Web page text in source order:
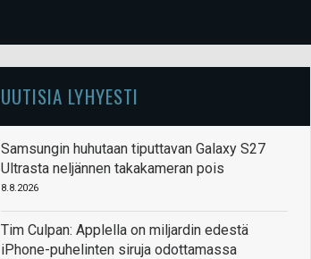
UUTISIA LYHYESTI
Samsungin huhutaan tiputtavan Galaxy S27
Ultrasta neljännen takakameran pois
8.8.2026
Tim Culpan: Applella on miljardin edestä
iPhone-puhelinten siruja odottamassa